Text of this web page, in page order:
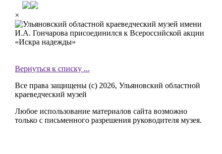
×
Вернуться к списку ...
Все права защищены (с) 2026, Ульяновский областной
краеведческий музей
Любое использование материалов сайта возможно
только с письменного разрешения руководителя музея.